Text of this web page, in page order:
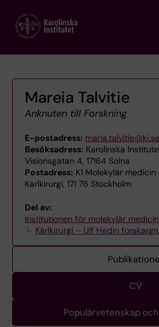
main
Mareia Talvitie
Anknuten till Forskning
E-postadress: maria.talvitie@ki.se
Besöksadress: Karolinska
Visionsgatan 4, 17164 Solna
Postadress: K1 Molekylär medicin
Kärlkirurgi, 171 76 Stockholm
Del av:
Institutionen för molekylär
Kärlkirurgi – Ulf Hedin
CV
Populärvetenskap